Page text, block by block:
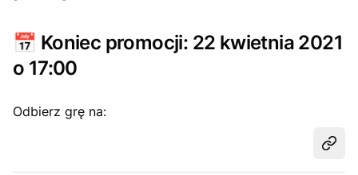
📅 Koniec promocji: 22 kwietnia 2021
o 17:00
Odbierz grę na: